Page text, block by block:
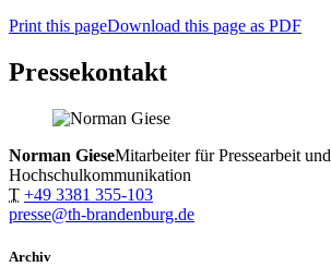
Print this pageDownload this page as PDF
Pressekontakt
Norman GieseMitarbeiter für Pressearbeit und
Hochschulkommunikation
T +49 3381 355-103
presse@th-brandenburg.de
Archiv